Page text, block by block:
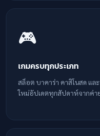
🎮
เกมครบทุกประเภท
สล็อต บาคาร่า คาสิโนสด แ
ใหม่อัปเดตทุกสัปดาห์จากค่า